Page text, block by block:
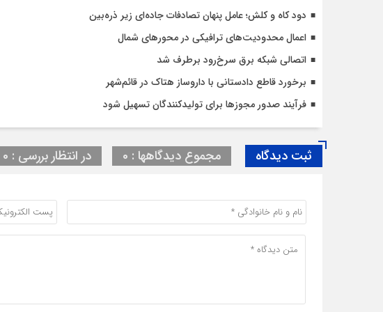
دود کاه و کلش؛ عامل پنهان تصادفات جاده‌ای زیر ذره‌بین
اعمال محدودیت‌‌های ترافیکی در محورهای شمال
اتصالی شبکه برق سرخ‌رود برطرف شد
برخورد قاطع دادستانی با داروساز هتاک در قائم‌شهر
فرآیند صدور مجوزها برای تولیدکنندگان تسهیل شود
ثبت دیدگاه مجموع دیدگاهها : 0 در انتظار بررسی : 0